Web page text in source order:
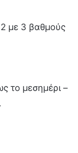
με 3 βαθμούς
το μεσημέρι –